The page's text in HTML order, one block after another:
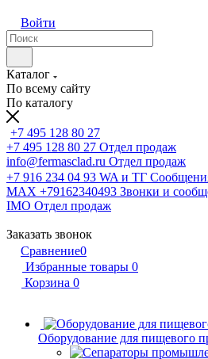
Войти
Каталог
По всему сайту
По каталогу
+7 495 128 80 27
+7 495 128 80 27 Отдел продаж
info@fermasclad.ru Отдел продаж
+7 916 234 04 93 WA и ТГ
MAX +79162340493 Звонки и
IMO Отдел продаж
Заказать звонок
Сравнение0
Избранные товары 0
Корзина 0
Оборудование для пищевого